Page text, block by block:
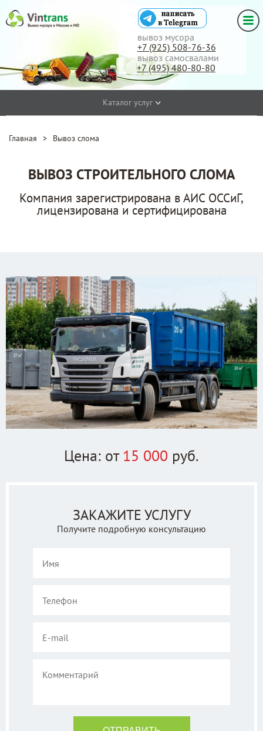
вывоз мусора
+7 (925) 508-76-36
вывоз самосвалами
+7 (495) 480-80-80
Каталог услуг
Главная > Вывоз слома
ВЫВОЗ СТРОИТЕЛЬНОГО СЛОМА
Компания зарегистрирована в АИС ОССиГ,
лицензирована и сертифицирована
Цена: от 15 000 руб.
ЗАКАЖИТЕ УСЛУГУ
Получите подробную консультацию